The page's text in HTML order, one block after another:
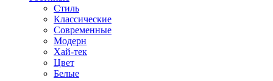
Стиль
Классические
Современные
Модерн
Хай-тек
Цвет
Белые